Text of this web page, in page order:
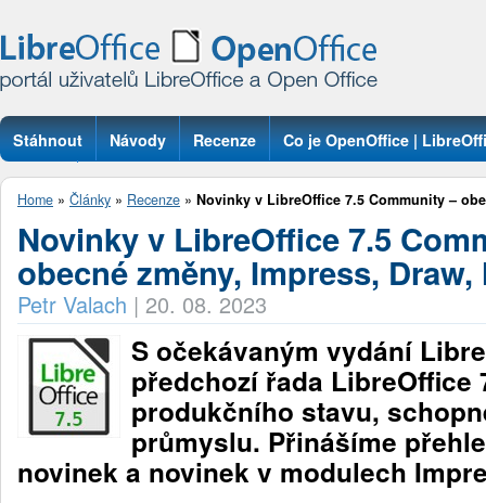
Stáhnout Návody Recenze Co je OpenOffice |
Otázky
Home » Články » Recenze » Novinky v LibreOffice 7.5 Community –
Novinky v LibreOffice 7.5
obecné změny, Impress, Draw,
Petr Valach | 20. 08. 2023
S očekávaným vydání
předchozí řada LibreOffice
produkčního stavu,
průmyslu. Přinášíme
novinek a novinek v modulech